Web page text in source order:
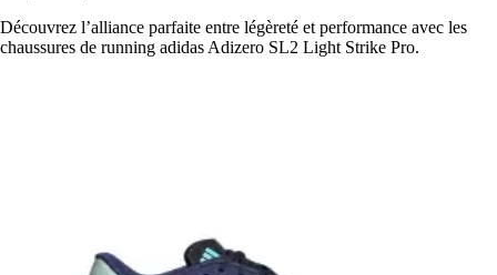
Découvrez l’alliance parfaite entre légèreté et performance avec les
chaussures de running adidas Adizero SL2 Light Strike Pro.